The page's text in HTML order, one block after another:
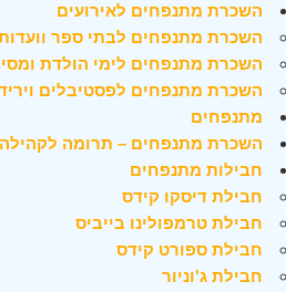
השכרת מתנפחים לאירועים
השכרת מתנפחים לבתי ספר
השכרת מתנפחים לימי הולדת
השכרת מתנפחים לפסטיבלים
מתנפחים
השכרת מתנפחים – תרומה לקהילה
חבילות מתנפחים
חבילת דיסקו קידס
חבילת טרמפולינו בייביס
חבילת ספורט קידס
חבילת ג'וניור